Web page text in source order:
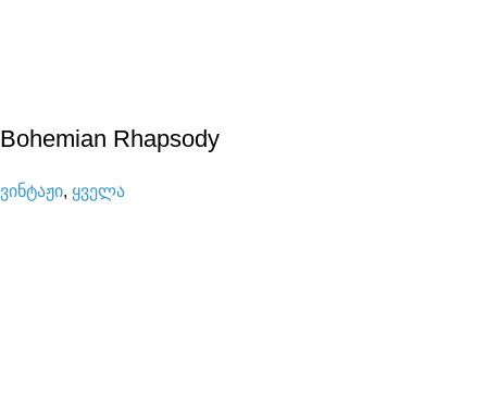
Bohemian Rhapsody
ვინტაჟი, ყველა